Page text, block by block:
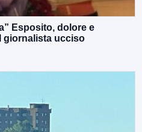
Esposito, dolore e
giornalista ucciso